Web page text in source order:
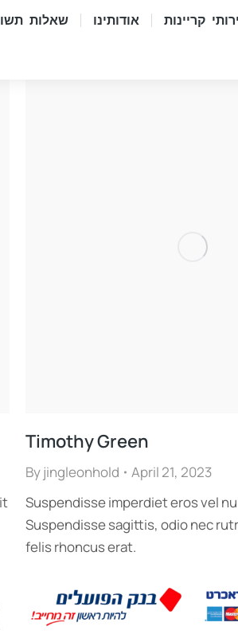
שאלות אודותינו קריינות
Timothy Green
Byjingleonhold
April 21, 2023
Suspendisse imperdiet eros vel
Suspendisse sagittis, odio nec
felis rhoncus erat.